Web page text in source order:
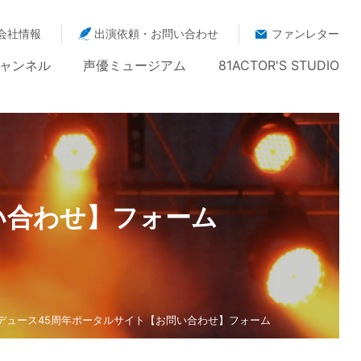
社情報 出演依頼・お問い合わせ ファンレター
ンネル 声優ミュージアム 81ACTOR'S STUDIO
ース45周年ポータルサイト【お問い合わせ】フォーム
わせ】フォーム